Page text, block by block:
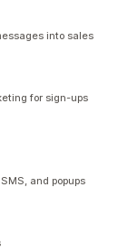
into sales
for sign-ups
and popups